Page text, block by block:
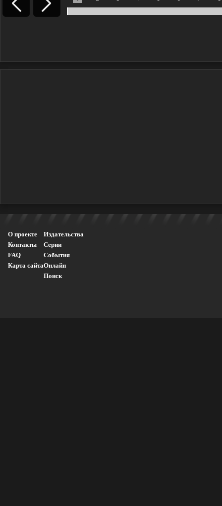
О проекте
Контакты
FAQ
Карта сайта
Издательства
Серии
События
Онлайн
Поиск